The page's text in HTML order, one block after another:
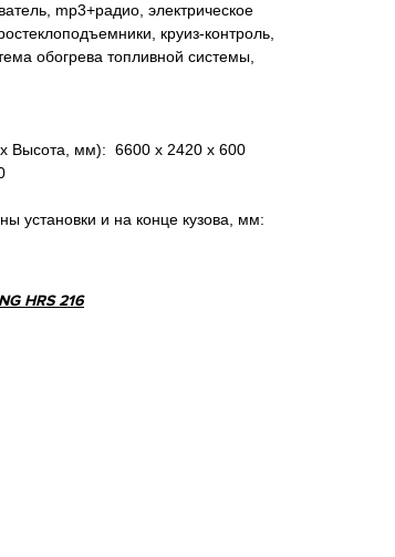
mp3+радио, электрическое
круиз-контроль,
обогрева топливной системы,
Высота, мм): 6600 х 2420 х 600
установки и на конце кузова, мм:
HRS 216